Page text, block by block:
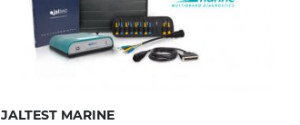
JALTEST MARINE